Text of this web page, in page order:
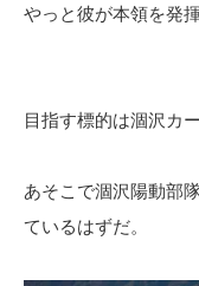
やっと彼が本領を発
目指す標的は涸沢カ
あそこで涸沢陽動部
ているはずだ。